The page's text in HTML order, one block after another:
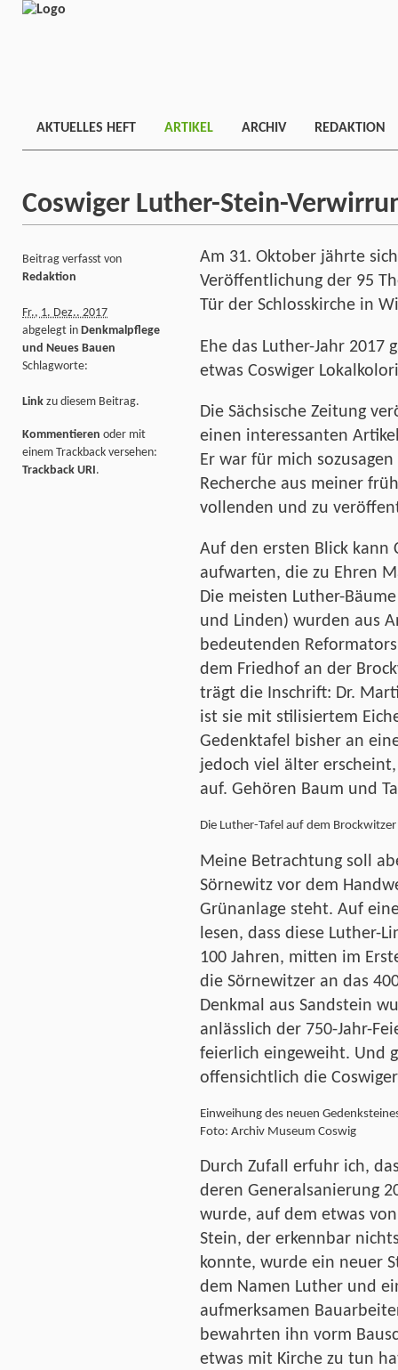
AKTUELLES HEFT ARTIKEL ARCHIV REDAKTION
Coswiger Luther-Stein-
Am 31. Oktober jährte
Veröffentlichung der 95
Tür der Schlosskirche in
Ehe das Luther-Jahr 2017
etwas Coswiger
Die Sächsische Zeitung
einen interessanten
Er war für mich
Recherche aus meiner
vollenden und zu
Auf den ersten Blick kann
aufwarten, die zu Ehren
Die meisten Luther-
und Linden) wurden aus
bedeutenden
dem Friedhof an der
trägt die Inschrift: Dr.
ist sie mit stilisiertem
Gedenktafel bisher an
jedoch viel älter
auf. Gehören Baum und
Die Luther-Tafel auf dem
Meine Betrachtung soll
Sörnewitz vor dem
Grünanlage steht. Auf
lesen, dass diese Luther-
100 Jahren, mitten im
die Sörnewitzer an das
Denkmal aus Sandstein
anlässlich der 750-Jahr-
feierlich eingeweiht. Und
offensichtlich die
Einweihung des neuen
Foto: Archiv Museum Coswig
Durch Zufall erfuhr ich,
deren Generalsanierung
wurde, auf dem etwas
Stein, der erkennbar
konnte, wurde ein neuer
dem Namen Luther und
aufmerksamen
bewahrten ihn vorm
etwas mit Kirche zu tun
Beitrag verfasst von
Redaktion
Fr., 1. Dez.. 2017
abgelegt in Denkmalpflege
und Neues Bauen
Schlagworte:
Link zu diesem Beitrag.
Kommentieren oder mit
einem Trackback versehen:
Trackback URI.